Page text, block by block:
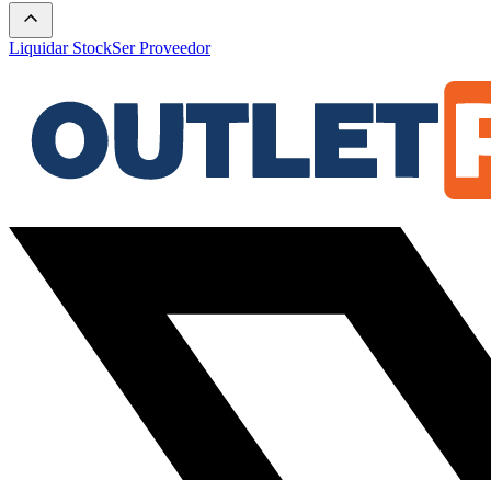
Liquidar StockSer Proveedor